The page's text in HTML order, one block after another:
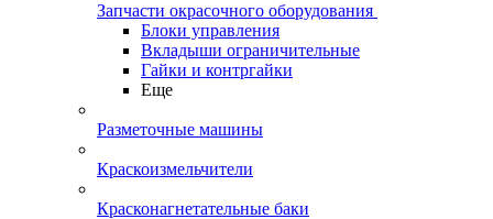
Запчасти окрасочного оборудования
Блоки управления
Вкладыши ограничительные
Гайки и контргайки
Еще
Разметочные машины
Краскоизмельчители
Красконагнетательные баки